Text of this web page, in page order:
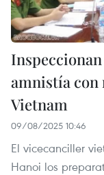
amnistía con
Vietnam
09/08/2025 10:46
El vicecanciller
Hanoi los